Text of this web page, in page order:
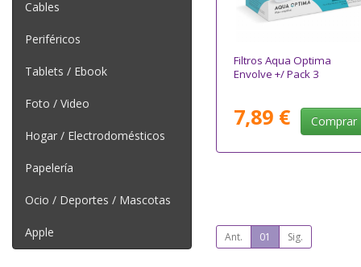
Cables
Periféricos
Tablets / Ebook
Foto / Video
Hogar / Electrodomésticos
Papelería
Ocio / Deportes / Mascotas
Apple
Filtros Aqua Optima
Envolve +/ Pack 3
7,89 € Comprar
Ant. 01 Sig.